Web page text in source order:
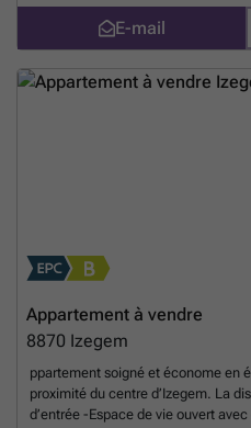
E-mail
Appartement à vendre
8870 Izegem
ppartement soigné et économe en
proximité du centre d’Izegem. La
d’entrée -Espace de vie ouvert